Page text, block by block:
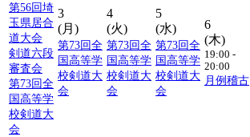
第56回埼
玉県居合
道大会
剣道六段
審査会
第73回全
国高等学
校剣道大
会
3
(月)
第73回全
国高等学
校剣道大
会
4
(火)
第73回全
国高等学
校剣道大
会
5
(水)
第73回全
国高等学
校剣道大
会
6
(木)
19:00 -
20:00
月例稽古